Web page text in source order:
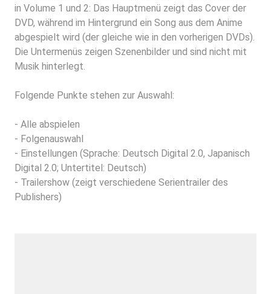
in Volume 1 und 2: Das Hauptmenü zeigt das Cover der
DVD, während im Hintergrund ein Song aus dem Anime
abgespielt wird (der gleiche wie in den vorherigen DVDs).
Die Untermenüs zeigen Szenenbilder und sind nicht mit
Musik hinterlegt.
Folgende Punkte stehen zur Auswahl:
- Alle abspielen
- Folgenauswahl
- Einstellungen (Sprache: Deutsch Digital 2.0, Japanisch
Digital 2.0; Untertitel: Deutsch)
- Trailershow (zeigt verschiedene Serientrailer des
Publishers)